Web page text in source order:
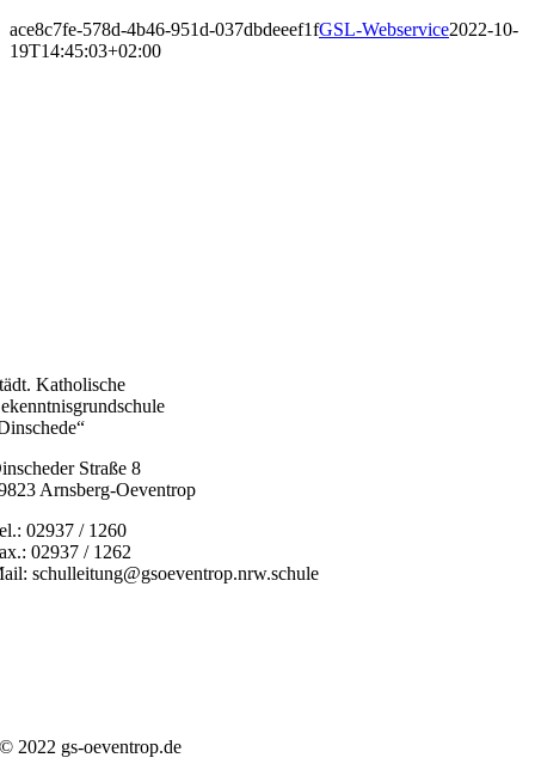
ace8c7fe-578d-4b46-951d-037dbdeeef1fGSL-Webservice2022-10-
19T14:45:03+02:00
Katholische
Straße 8
Arnsberg-Oeventrop
02937 / 1260
02937 / 1262
schulleitung@gsoeventrop.nrw.schule
© 2022 gs-oeventrop.de